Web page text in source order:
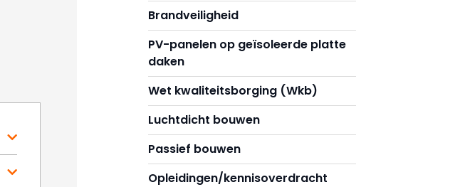
Brandveiligheid
PV-panelen op geïsoleerde platte
daken
Wet kwaliteitsborging (Wkb)
Luchtdicht bouwen
Passief bouwen
Opleidingen/kennisoverdracht